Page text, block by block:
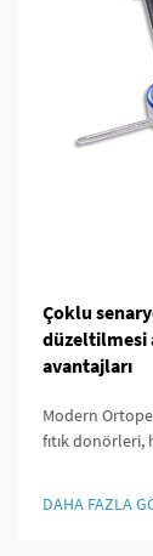
Çoklu
düzeltilmesi
avantajları
Modern
fıtık donörleri,
yere sahiptir.
DAHA FAZLA